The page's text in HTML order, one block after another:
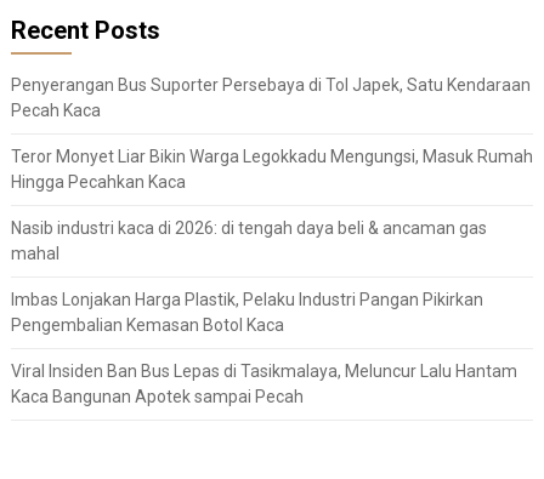
Recent Posts
Penyerangan Bus Suporter Persebaya di Tol Japek, Satu Kendaraan
Pecah Kaca
Teror Monyet Liar Bikin Warga Legokkadu Mengungsi, Masuk Rumah
Hingga Pecahkan Kaca
Nasib industri kaca di 2026: di tengah daya beli & ancaman gas
mahal
Imbas Lonjakan Harga Plastik, Pelaku Industri Pangan Pikirkan
Pengembalian Kemasan Botol Kaca
Viral Insiden Ban Bus Lepas di Tasikmalaya, Meluncur Lalu Hantam
Kaca Bangunan Apotek sampai Pecah